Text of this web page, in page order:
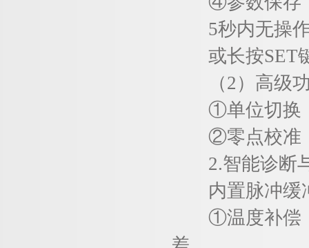
5秒内无操作
或长按SET
（2）高级功
①单位切换：
②零点校准：
2.智能诊断
内置脉冲缓冲
①温度补偿：